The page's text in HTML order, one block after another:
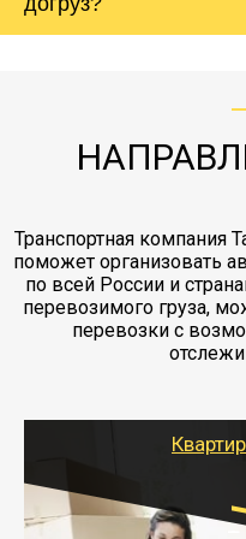
коробками и
груза. Мы
заканчивая
Транспортная компания
поможет организовать
по всей России и
перевозимого груза,
перевозки с